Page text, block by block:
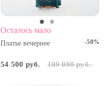
Осталось мало
Платье вечернее -50%
54 500 руб. 109 000 руб.